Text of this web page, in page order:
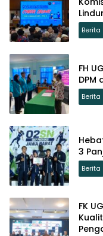
Berita
FH
DPM
Berita
3
Berita
FK